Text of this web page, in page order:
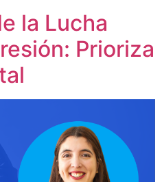
la Lucha
Prioriza